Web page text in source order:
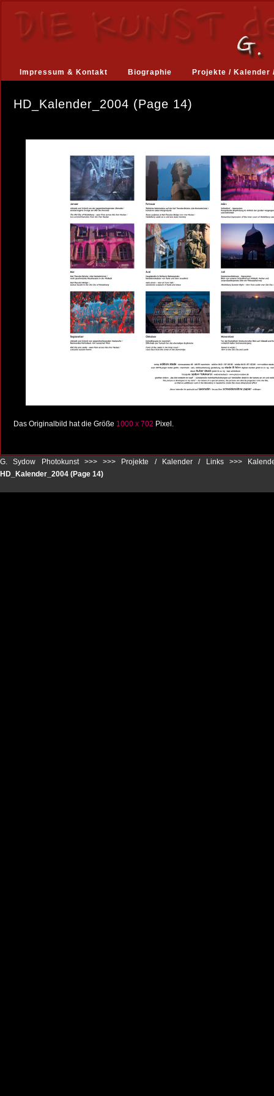
Impressum & Kontakt Biographie Projekte / Kalender
HD_Kalender_2004 (Page 14)
Das Originalbild hat die Größe 1000 x 702 Pixel.
G. Sydow Photokunst >>>>>> Projekte / Kalender / Links>>>
HD_Kalender_2004 (Page 14)